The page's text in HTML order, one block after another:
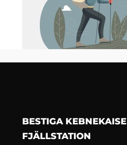
BESTIGA KEBNEKAISE
FJÄLLSTATION